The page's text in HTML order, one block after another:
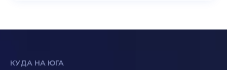
КУДА НА ЮГА